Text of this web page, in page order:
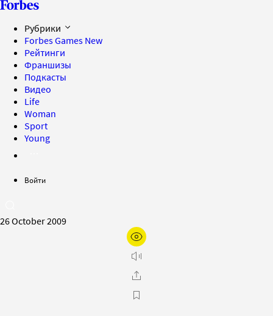
Рубрики
Forbes Games New
Рейтинги
Франшизы
Подкасты
Видео
Life
Woman
Sport
Young
Войти
26 October 2009